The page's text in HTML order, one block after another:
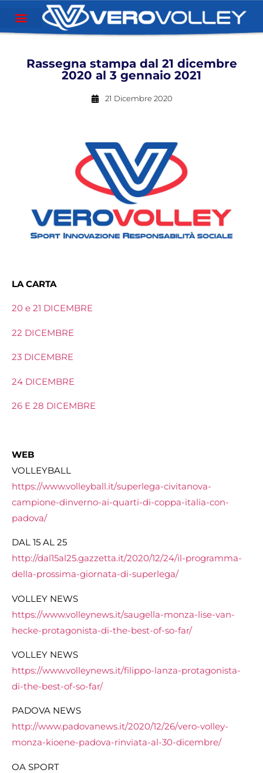
Rassegna stampa dal 21 dicembre
2020 al 3 gennaio 2021
21 Dicembre 2020
LA CARTA
20 e 21 DICEMBRE
22 DICEMBRE
23 DICEMBRE
24 DICEMBRE
26 E 28 DICEMBRE
WEB
VOLLEYBALL
https://www.volleyball.it/superlega-civitanova-
campione-dinverno-ai-quarti-di-coppa-italia-con-
padova/
DAL 15 AL 25
http://dal15al25.gazzetta.it/2020/12/24/il-programma-
della-prossima-giornata-di-superlega/
VOLLEY NEWS
https://www.volleynews.it/saugella-monza-lise-van-
hecke-protagonista-di-the-best-of-so-far/
VOLLEY NEWS
https://www.volleynews.it/filippo-lanza-protagonista-
di-the-best-of-so-far/
PADOVA NEWS
http://www.padovanews.it/2020/12/26/vero-volley-
monza-kioene-padova-rinviata-al-30-dicembre/
OA SPORT